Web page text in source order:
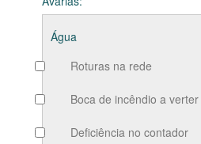
Água
Roturas na rede
Boca de incêndio a verter
Deficiência no contador